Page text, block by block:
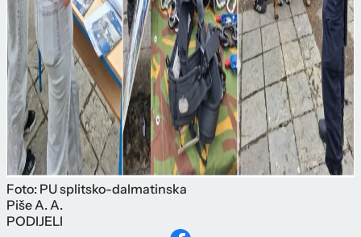
Foto: PU splitsko-dalmatinska
PišeA. A.
PODIJELI